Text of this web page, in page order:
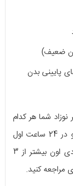
ضعیف)
پایینی بدن
شما هر کدام
از این نشانه ها را داشته باشد، یا رنگ زرد او در 24 ساعت اول
بعد از به دنیا آمدن نوزاد پدیدار شود یا زردی اون بیشتر از 3
مراجعه کنید.